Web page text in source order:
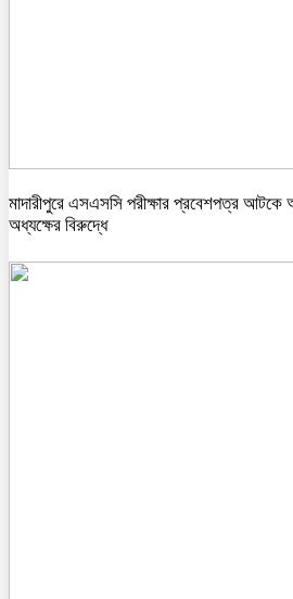
মাদারীপুরে এসএসসি পরীক্ষার প্রবেশপত্র
অধ্যক্ষের বিরুদ্ধে